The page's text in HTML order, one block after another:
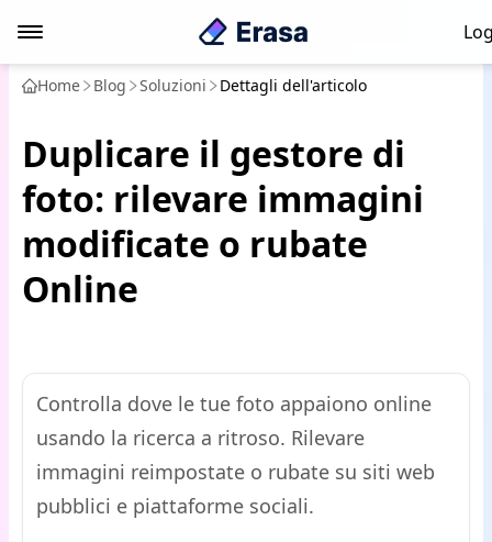
Home Blog Soluzioni Dettagli dell'articolo
Duplicare il gestore di
foto: rilevare immagini
modificate o rubate
Online
Controlla dove le tue foto appaiono online
usando la ricerca a ritroso. Rilevare
immagini reimpostate o rubate su siti web
pubblici e piattaforme sociali.